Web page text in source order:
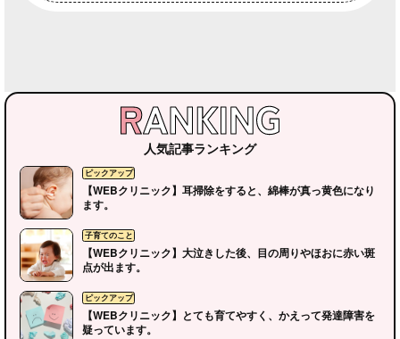
人気記事ランキング
【WEBクリニック】耳掃除をすると、綿棒が真っ黄色になり
ます。
【WEBクリニック】大泣きした後、目の周りやほおに赤い斑
点が出ます。
【WEBクリニック】とても育てやすく、かえって発達障害を
疑っています。